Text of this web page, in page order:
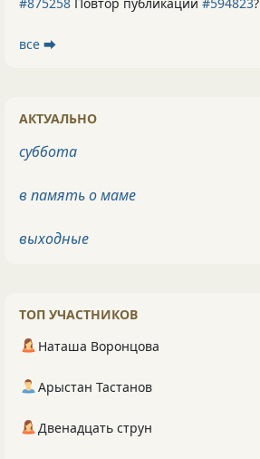
все ⮕
АКТУАЛЬНО
суббота
в память о маме
выходные
ТОП УЧАСТНИКОВ
Наташа Воронцова
Арыстан Тастанов
Двенадцать струн